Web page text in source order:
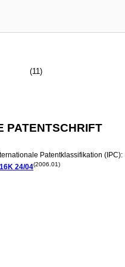
(11)
PATENTSCHRIFT
Patentklassifikation (IPC):
24/04(2006.01)